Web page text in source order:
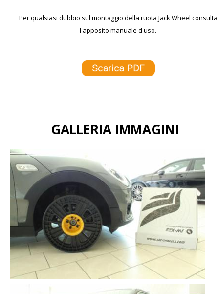
Per qualsiasi dubbio sul montaggio della ruota Jack Wheel consulta
l'apposito manuale d'uso.
GALLERIA IMMAGINI